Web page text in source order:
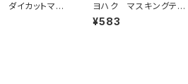
ダイカットマス
ープ テン
003
ヨハク マスキングテ
ープ オリオン Y-18
7
¥583